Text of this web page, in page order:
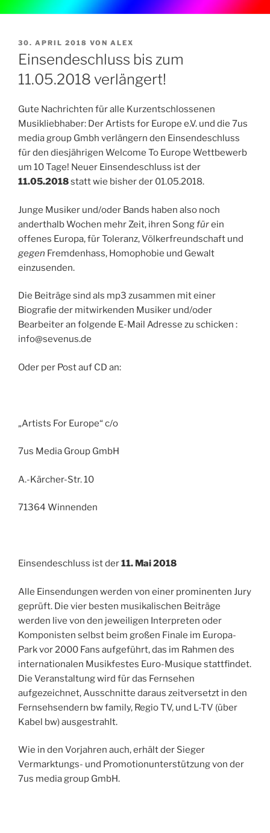
VERÖFFENTLICHT
AM
30. APRIL 2018 VON ALEX
Einsendeschluss bis zum
11.05.2018 verlängert!
Gute Nachrichten für alle Kurzentschlossenen
Musikliebhaber: Der Artists for Europe e.V. und die 7us
media group Gmbh verlängern den Einsendeschluss
für den diesjährigen Welcome To Europe Wettbewerb
um 10 Tage! Neuer Einsendeschluss ist der
11.05.2018statt wie bisher der 01.05.2018.
Junge Musiker und/oder Bands haben also noch
anderthalb Wochen mehr Zeit, ihren Songfürein
offenes Europa, für Toleranz, Völkerfreundschaft und
gegen Fremdenhass, Homophobie und Gewalt
einzusenden.
Die Beiträge sind als mp3 zusammen mit einer
Biografie der mitwirkenden Musiker und/oder
Bearbeiter an folgende E-Mail Adresse zu schicken :
info@sevenus.de
Oder per Post auf CD an:
„Artists For Europe“ c/o
7us Media Group GmbH
A.-Kärcher-Str. 10
71364 Winnenden
Einsendeschluss ist der11. Mai 2018
Alle Einsendungen werden von einer prominenten Jury
geprüft. Die vier besten musikalischen Beiträge
werden live von den jeweiligen Interpreten oder
Komponisten selbst beim großen Finale im Europa-
Park vor 2000 Fans aufgeführt, das im Rahmen des
internationalen Musikfestes Euro-Musique stattfindet.
Die Veranstaltung wird für das Fernsehen
aufgezeichnet, Ausschnitte daraus zeitversetzt in den
Fernsehsendern bw family, Regio TV, und L-TV (über
Kabel bw) ausgestrahlt.
Wie in den Vorjahren auch, erhält der Sieger
Vermarktungs- und Promotionunterstützung von der
7us media group GmbH.